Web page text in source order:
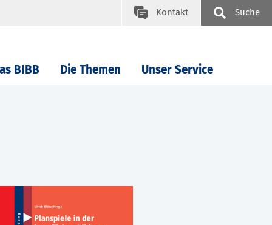
Kontakt Suche
BIBB Die Themen Unser Service